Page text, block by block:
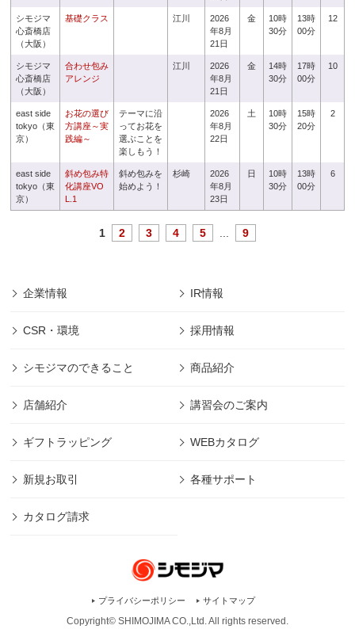
シモジマ
心斎橋店
（大阪）
基礎クラス 江川
2026
年8月
21日
金
10時
30分
13時
00分
12
シモジマ
心斎橋店
（大阪）
合わせ包み
アレンジ
江川
2026
年8月
21日
金
14時
30分
17時
00分
10
east side
tokyo（東
京）
お花の選び
方講座～実
践編～
テーマに沿
ってお花を
選ぶことを
楽しもう！
2026
年8月
22日
土
10時
30分
15時
20分
2
east side
tokyo（東
京）
斜め包み特
化講座VO
L.1
斜め包みを
始めよう！
杉崎
2026
年8月
23日
日
10時
30分
13時
00分
6
1 2 3 4 5 9
企業情報 IR情報
CSR・環境 採用情報
シモジマのできること 商品紹介
店舗紹介 講習会のご案内
ギフトラッピング WEBカタログ
新規お取引 各種サポート
カタログ請求
プライバシーポリシー サイトマップ
Copyright© SHIMOJIMA CO.,Ltd. All rights reserved.